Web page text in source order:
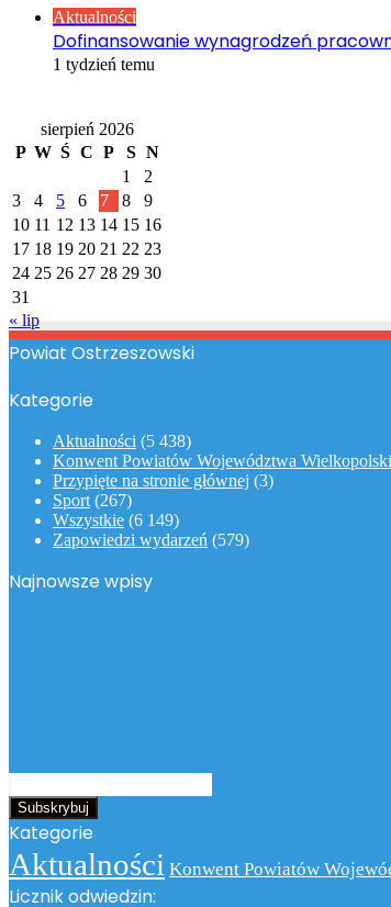
Aktualności
Dofinansowanie wynagrodzeń
1 tydzień temu
sierpień 2026
P W Ś C P S N
1
2
3
4 5 6 7 8
9
10 11 12 13 14 15 16
17 18 19 20 21 22 23
24 25 26 27 28 29 30
31
« lip
Powiat Ostrzeszowski
Kategorie
Aktualności (5 438)
Konwent Powiatów Województwa
Przypięte na stronie głównej (3)
Sport (267)
Wszystkie (6 149)
Zapowiedzi wydarzeń (579)
Najnowsze wpisy
swój
adres
email
Kategorie
Aktualności Konwent Powiatów
Licznik odwiedzin: